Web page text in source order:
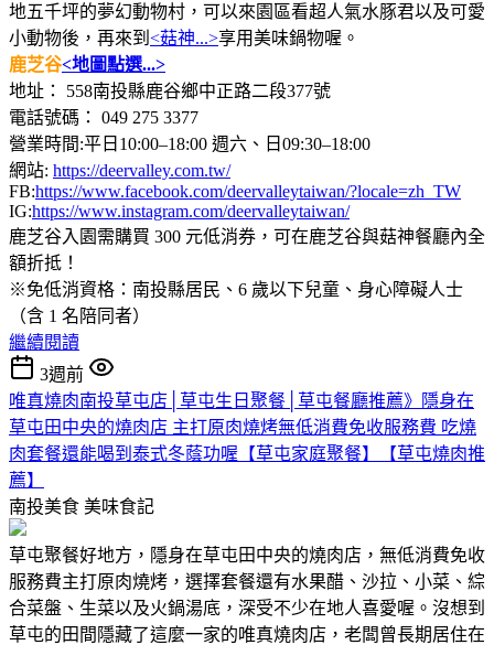
地五千坪的夢幻動物村，可以來園區看超人氣水豚君以及可愛
小動物後，再來到 <菇神...>享用美味鍋物喔。
鹿芝谷<地圖點選...>
地址： 558南投縣鹿谷鄉中正路二段377號
電話號碼： 049 275 3377
營業時間:平日10:00–18:00 週六、日09:30–18:00
網站: https://deervalley.com.tw/
FB:https://www.facebook.com/deervalleytaiwan/?locale=zh_TW
IG:https://www.instagram.com/deervalleytaiwan/
鹿芝谷入園需購買 300 元低消券，可在鹿芝谷與菇神餐廳內全
額折抵！
※免低消資格：南投縣居民、6 歲以下兒童、身心障礙人士
（含 1 名陪同者）
繼續閱讀
3週前
唯真燒肉南投草屯店│草屯生日聚餐│草屯餐廳推薦》隱身在
草屯田中央的燒肉店 主打原肉燒烤無低消費免收服務費 吃燒
肉套餐還能喝到泰式冬蔭功喔【草屯家庭聚餐】【草屯燒肉推
薦】
南投美食 美味食記
草屯聚餐好地方，隱身在草屯田中央的燒肉店，無低消費免收
服務費主打原肉燒烤，選擇套餐還有水果醋、沙拉、小菜、綜
合菜盤、生菜以及火鍋湯底，深受不少在地人喜愛喔。沒想到
草屯的田間隱藏了這麼一家的唯真燒肉店，老闆曾長期居住在